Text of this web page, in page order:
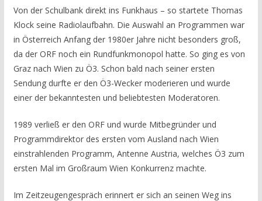
Von der Schulbank direkt ins Funkhaus – so startete Thomas
Klock seine Radiolaufbahn. Die Auswahl an Programmen war
in Österreich Anfang der 1980er Jahre nicht besonders groß,
da der ORF noch ein Rundfunkmonopol hatte. So ging es von
Graz nach Wien zu Ö3. Schon bald nach seiner ersten
Sendung durfte er den Ö3-Wecker moderieren und wurde
einer der bekanntesten und beliebtesten Moderatoren.
1989 verließ er den ORF und wurde Mitbegründer und
Programmdirektor des ersten vom Ausland nach Wien
einstrahlenden Programm, Antenne Austria, welches Ö3 zum
ersten Mal im Großraum Wien Konkurrenz machte.
Im Zeitzeugengespräch erinnert er sich an seinen Weg ins